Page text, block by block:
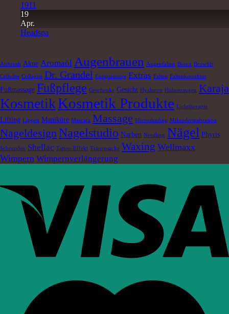
1911
19
Apr.
Headspa
Airbrush Akne Aromaöl Augenbrauen Augenfalten Botox Browlift
Cellulite Collagen Dr. Grandel Entspannung Extras Falten Faltenkorrektur
Fußmassage Fußpflege Geschenke Gesicht Hyaluron Hühneraugen Karaja
KosmetikKosmetik Produkte Lichttherapie
Lifting Lippen Maniküre Mascara Massage Microshading Mikrodermabrasion
NageldesignNagelstudio Narben Needling Nägel Phyris
Schrunden Shellac Tattoo-Effekt Tränensäcke Waxing Wellmaxx
Wimpern Wimpernverlängerung